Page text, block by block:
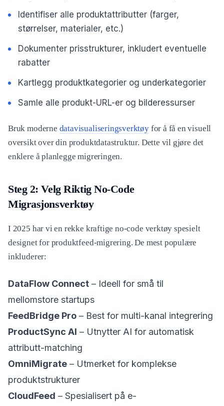
Identifiser alle produktattributter (farger,
størrelser, materialer, etc.)
Dokumenter prisstrukturer, inkludert eventuelle
rabatter
Kartlegg produktkategorier og underkategorier
Samle alle produkt-URL-er og bilderessurser
Bruk moderne datavisualiseringsverktøyfor å få en visuell
oversikt over din produktdatastruktur. Dette vil gjøre det
enklere å planlegge migreringen.
Steg 2: Velg Riktig No-Code
Migrasjonsverktøy
I 2025 har vi en rekke kraftige no-code verktøy spesielt
designet for produktfeed-migrering. De mest populære
inkluderer:
DataFlow Connect – Ideell for små til
mellomstore startups
FeedBridge Pro – Best for multi-kanal integrering
ProductSync AI – Utnytter AI for automatisk
attributt-matching
OmniMigrate – Utmerket for komplekse
produktstrukturer
CloudFeed – Spesialisert på e-